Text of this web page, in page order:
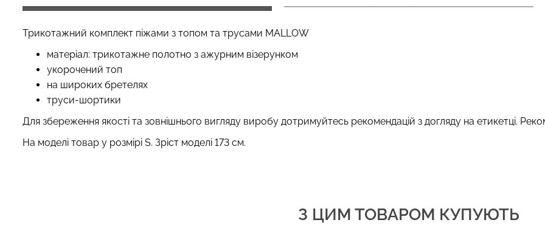
Трикотажний комплект піжами з топом та трусами MALLOW
матеріал: трикотажне полотно з ажурним візерунком
укорочений топ
на широких бретелях
труси-шортики
Для збереження якості та зовнішнього вигляду виробу дотримуйтесь рекомендацій з догляду на етикетці.
На моделі товар у розмірі S. Зріст моделі 173 см.
З ЦИМ ТОВАРОМ КУПУЮТЬ
489 грн.699 грн.
299 грн.499 грн.
299 грн.499 грн. 279 грн.399